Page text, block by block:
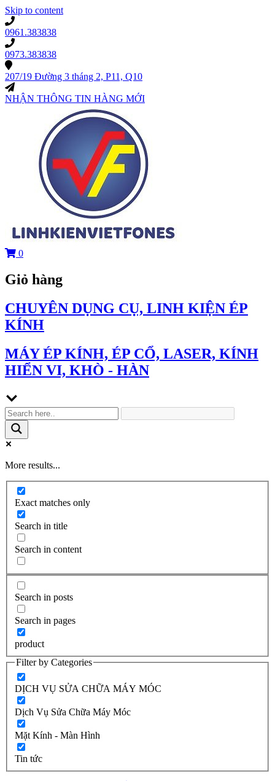
Skip to content
0961.383838
0973.383838
207/19 Đường 3 tháng 2, P11, Q10
NHẬN THÔNG TIN HÀNG MỚI
0
Giỏ hàng
CHUYÊN DỤNG CỤ, LINH KIỆN ÉP
KÍNH
MÁY ÉP KÍNH, ÉP CỔ, LASER, KÍNH
HIỂN VI, KHÒ - HÀN
More results...
Exact matches only
Search in title
Search in content
Search in posts
Search in pages
product
Filter by Categories
DỊCH VỤ SỬA CHỮA MÁY MÓC
Dịch Vụ Sửa Chữa Máy Móc
Mặt Kính - Màn Hình
Tin tức